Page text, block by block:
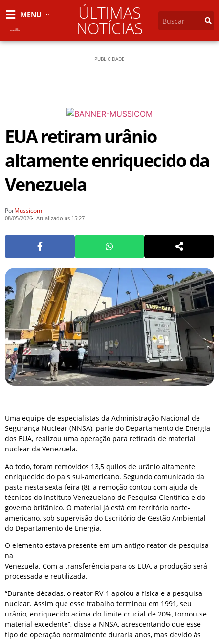
MENU ÚLTIMAS
NOTÍCIAS
PUBLICIDADE
EUA retiram urânio
altamente enriquecido da
Venezuela
PorMussicom
08/05/2026 Atualizado às 15:27
Uma equipe de especialistas da Administração Nacional de
Segurança Nuclear (NNSA), parte do Departamento de Energia
dos EUA, realizou uma operação para retirada de material
nuclear da Venezuela.
Ao todo, foram removidos 13,5 quilos de urânio altamente
enriquecido do país sul-americano. Segundo comunicado da
pasta nesta sexta-feira (8), a remoção contou com ajuda de
técnicos do Instituto Venezuelano de Pesquisa Científica e do
governo britânico. O material já está em território norte-
americano, sob supervisão do Escritório de Gestão Ambiental
do Departamento de Energia.
O elemento estava presente em um antigo reator de pesquisa
na
Venezuela. Com a transferência para os EUA, a produção será
processada e reutilizada.
“Durante décadas, o reator RV-1 apoiou a física e a pesquisa
nuclear. Assim que esse trabalho terminou em 1991, seu
urânio, enriquecido acima do limite crucial de 20%, tornou-se
material excedente”, disse a NNSA, acrescentando que esse
tipo de operação normalmente duraria anos, mas devido às